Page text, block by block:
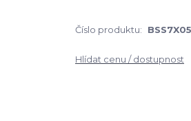
Číslo produktu:
Hlídat cenu / dostupnost